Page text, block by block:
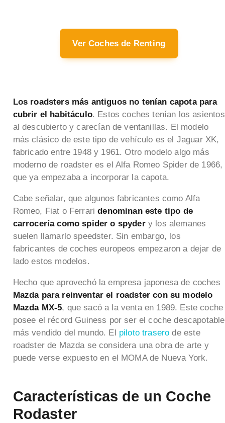
Ver Coches de Renting
Los roadsters más antiguos no tenían capota para
cubrir el habitáculo. Estos coches tenían los asientos
al descubierto y carecían de ventanillas. El modelo
más clásico de este tipo de vehículo es el Jaguar XK,
fabricado entre 1948 y 1961. Otro modelo algo más
moderno de roadster es el Alfa Romeo Spider de 1966,
que ya empezaba a incorporar la capota.
Cabe señalar, que algunos fabricantes como Alfa
Romeo, Fiat o Ferraridenominan este tipo de
carrocería como spider o spydery los alemanes
suelen llamarlo speedster. Sin embargo, los
fabricantes de coches europeos empezaron a dejar de
lado estos modelos.
Hecho que aprovechó la empresa japonesa de coches
Mazda para reinventar el roadster con su modelo
Mazda MX-5, que sacó a la venta en 1989. Este coche
posee el récord Guiness por ser el coche descapotable
más vendido del mundo. El piloto trasero de este
roadster de Mazda se considera una obra de arte y
puede verse expuesto en el MOMA de Nueva York.
Características de un Coche
Rodaster